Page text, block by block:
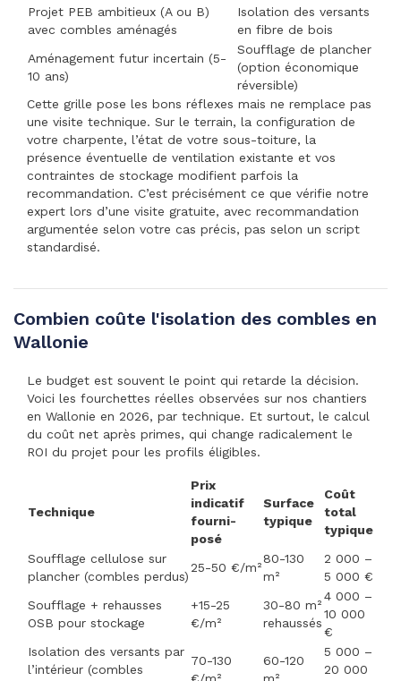
Projet PEB ambitieux (A ou B)
avec combles aménagés
Isolation des versants
en fibre de bois
Aménagement futur incertain (5-
10 ans)
Soufflage de plancher
(option économique
réversible)
Cette grille pose les bons réflexes mais ne remplace pas
une visite technique. Sur le terrain, la configuration de
votre charpente, l’état de votre sous-toiture, la
présence éventuelle de ventilation existante et vos
contraintes de stockage modifient parfois la
recommandation. C’est précisément ce que vérifie notre
expert lors d’une visite gratuite, avec recommandation
argumentée selon votre cas précis, pas selon un script
standardisé.
Combien coûte l'isolation des combles en
Wallonie
Le budget est souvent le point qui retarde la décision.
Voici les fourchettes réelles observées sur nos chantiers
en Wallonie en 2026, par technique. Et surtout, le calcul
du coût net après primes, qui change radicalement le
ROI du projet pour les profils éligibles.
Technique
Prix
indicatif
fourni-
posé
Surface
typique
Coût
total
typique
Soufflage cellulose sur
plancher (combles perdus)
25-50 €/m²
80-130
m²
2 000 –
5 000 €
Soufflage + rehausses
OSB pour stockage
+15-25
€/m²
30-80 m²
rehaussés
4 000 –
10 000
€
Isolation des versants par
l’intérieur (combles
70-130
€/m²
60-120
m²
5 000 –
20 000